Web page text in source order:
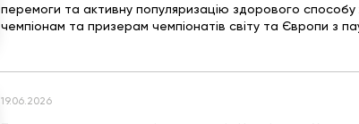
перемоги та активну популяризацію здорового
чемпіонам та призерам чемпіонатів світу та Європи з
19.06.2026